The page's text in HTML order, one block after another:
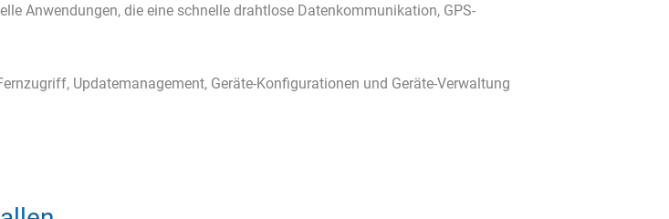
Anwendungen, die eine schnelle drahtlose Datenkommunikation, GPS-
Updatemanagement, Geräte-Konfigurationen und Geräte-Verwaltung